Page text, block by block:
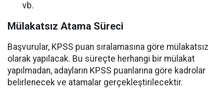
vb.
Mülakatsız Atama Süreci
Başvurular, KPSS puan sıralamasına göre mülakatsız
olarak yapılacak. Bu süreçte herhangi bir mülakat
yapılmadan, adayların KPSS puanlarına göre kadrolar
belirlenecek ve atamalar gerçekleştirilecektir.